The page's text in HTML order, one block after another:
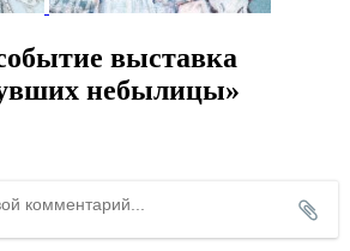
выставка
небылицы»